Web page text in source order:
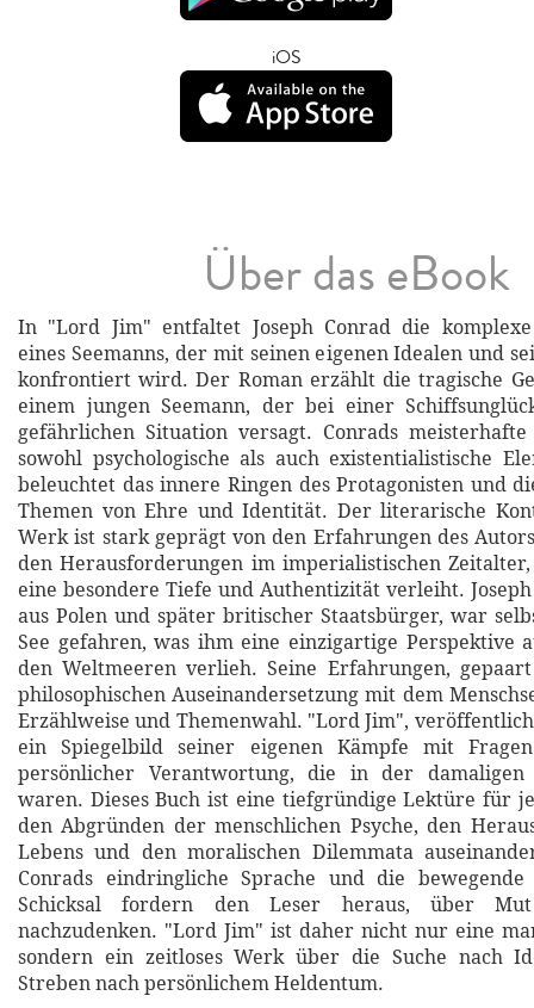
iOS
Über das eBook
In "Lord Jim" entfaltet Joseph Conrad die komplexe
eines Seemanns, der mit seinen eigenen Idealen und
konfrontiert wird. Der Roman erzählt die tragische
einem jungen Seemann, der bei einer
gefährlichen Situation versagt. Conrads
sowohl psychologische als auch existentialistische
beleuchtet das innere Ringen des Protagonisten und
Themen von Ehre und Identität. Der literarische
Werk ist stark geprägt von den Erfahrungen des
den Herausforderungen im imperialistischen
eine besondere Tiefe und Authentizität verleiht.
aus Polen und später britischer Staatsbürger, war
See gefahren, was ihm eine einzigartige Perspektive
den Weltmeeren verlieh. Seine Erfahrungen,
philosophischen Auseinandersetzung mit dem
Erzählweise und Themenwahl. "Lord Jim",
ein Spiegelbild seiner eigenen Kämpfe mit
persönlicher Verantwortung, die in der damaligen
waren. Dieses Buch ist eine tiefgründige Lektüre für
den Abgründen der menschlichen Psyche, den
Lebens und den moralischen Dilemmata
Conrads eindringliche Sprache und die
Schicksal fordern den Leser heraus, über
nachzudenken. "Lord Jim" ist daher nicht nur eine
sondern ein zeitloses Werk über die Suche nach
Streben nach persönlichem Heldentum.